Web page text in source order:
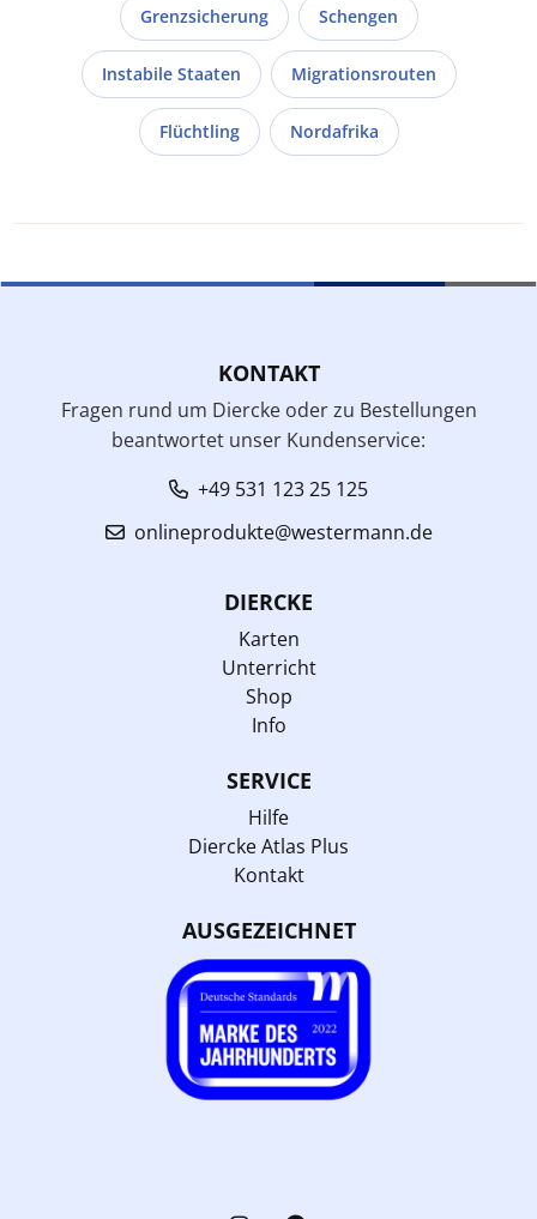
Grenzsicherung Schengen
Instabile Staaten Migrationsrouten
Flüchtling Nordafrika
KONTAKT
Fragen rund um Diercke oder zu Bestellungen
beantwortet unser Kundenservice:
+49 531 123 25 125
onlineprodukte@westermann.de
DIERCKE
Karten
Unterricht
Shop
Info
SERVICE
Hilfe
Diercke Atlas Plus
Kontakt
AUSGEZEICHNET